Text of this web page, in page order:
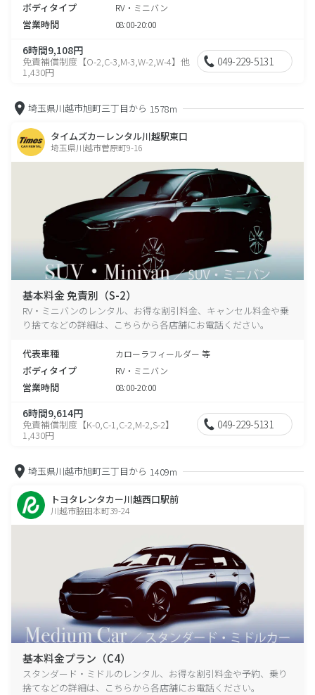
ボディタイプ RV・ミニバン
営業時間 08:00-20:00
6時間9,108円
免責補償制度【O-2,C-3,M-3,W-2,W-4】他
1,430円
049-229-5131
埼玉県川越市旭町三丁目から 1578m
タイムズカーレンタル川越駅東口
埼玉県川越市菅原町9-16
基本料金 免責別（S-2）
RV・ミニバンのレンタル、お得な割引料金、キャンセル料金や乗
り捨てなどの詳細は、こちらから各店舗にお電話ください。
代表車種 カローラフィールダー 等
ボディタイプ RV・ミニバン
営業時間 08:00-20:00
6時間9,614円
免責補償制度【K-0,C-1,C-2,M-2,S-2】
1,430円
049-229-5131
埼玉県川越市旭町三丁目から 1409m
トヨタレンタカー川越西口駅前
川越市脇田本町39-24
基本料金プラン（C4）
スタンダード・ミドルのレンタル、お得な割引料金や予約、乗り
捨てなどの詳細は、こちらから各店舗にお電話ください。